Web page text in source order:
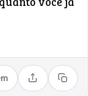
Compartilhar
Copiar